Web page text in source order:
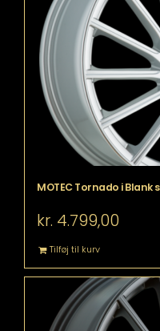
MOTEC Tornado i Blank
kr. 4.799,00
Tilføj til kurv